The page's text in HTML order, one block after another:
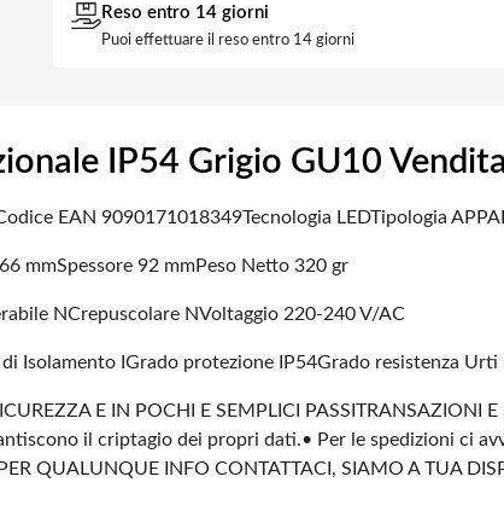
Reso entro 14 giorni
Puoi effettuare il reso entro 14 giorni
IP54 Grigio GU10
EAN 9090171018349Tecnologia LEDTipologia
mmSpessore 92 mmPeso Netto 320 gr
NCrepuscolare NVoltaggio 220-240 V/AC
Isolamento I Grado protezione IP54Grado resistenza Urti
E IN POCHI E SEMPLICI PASSI TRANSAZIONI E
il criptagio dei propri dati.• Per le spedizioni ci
PER QUALUNQUE INFO CONTATTACI, SIAMO A TUA